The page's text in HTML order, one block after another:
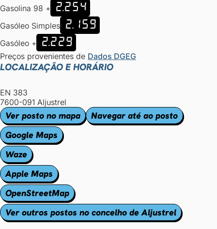
Gasolina 98 + 2.254
Gasóleo Simples 2.159
Gasóleo + 2.229
Preços provenientes de Dados DGEG
LOCALIZAÇÃO E HORÁRIO
EN 383
7600-091 Aljustrel
Ver posto no mapa
Navegar até ao posto
Google Maps
Waze
Apple Maps
OpenStreetMap
Ver outros postos no concelho de Aljustrel